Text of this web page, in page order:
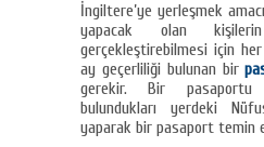
İngiltere’ye yerleşmek
yapacak olan
gerçekleştirebilmesi için
ay geçerliliği bulunan bir
gerekir. Bir pasaportu
bulundukları yerdeki
yaparak bir pasaport temin